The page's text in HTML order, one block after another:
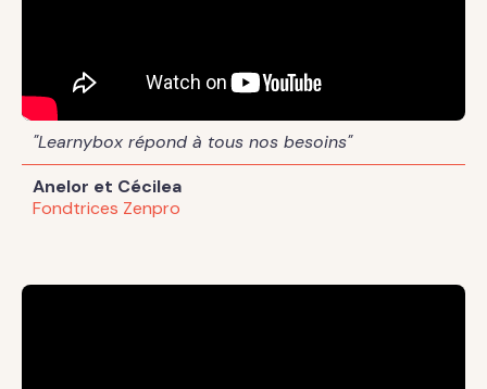
"Learnybox répond à tous nos besoins"
Anelor et Cécilea
Fondtrices Zenpro